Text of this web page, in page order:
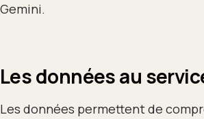
Gemini.
Les données au
Les données permettent de